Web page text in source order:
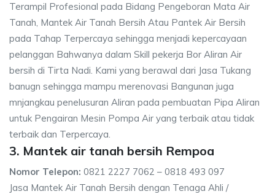
Terampil Profesional pada Bidang Pengeboran Mata Air
Tanah, Mantek Air Tanah Bersih Atau Pantek Air Bersih
pada Tahap Terpercaya sehingga menjadi kepercayaan
pelanggan Bahwanya dalam Skill pekerja Bor Aliran Air
bersih di Tirta Nadi. Kami yang berawal dari Jasa Tukang
banugn sehingga mampu merenovasi Bangunan juga
mnjangkau penelusuran Aliran pada pembuatan Pipa Aliran
untuk Pengairan Mesin Pompa Air yang terbaik atau tidak
terbaik dan Terpercaya.
3. Mantek air tanah bersih Rempoa
Nomor Telepon: 0821 2227 7062 – 0818 493 097
Jasa Mantek Air Tanah Bersih dengan Tenaga Ahli /